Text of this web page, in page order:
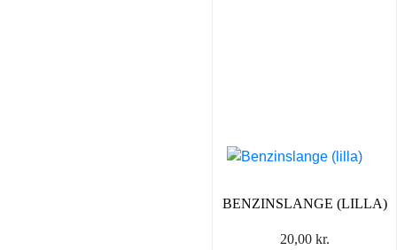
BENZINSLANGE (LILLA)
20,00 kr.